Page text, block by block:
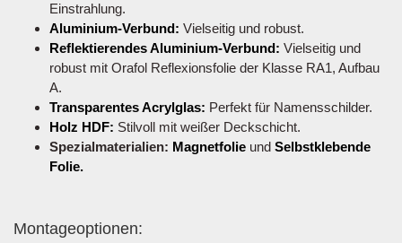
Einstrahlung.
Aluminium-Verbund: Vielseitig und robust.
Reflektierendes Aluminium-Verbund: Vielseitig und
robust mit Orafol Reflexionsfolie der Klasse RA1, Aufbau
A.
Transparentes Acrylglas: Perfekt für Namensschilder.
Holz HDF: Stilvoll mit weißer Deckschicht.
Spezialmaterialien: Magnetfolie und Selbstklebende
Folie.
Montageoptionen: